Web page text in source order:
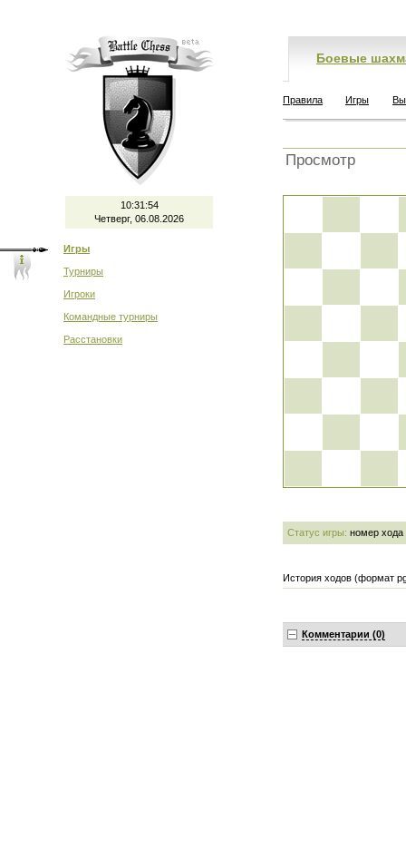
10:31:54
Четверг, 06.08.2026
Игры
Турниры
Игроки
Командные турниры
Расстановки
Боевые
Правила Игры
Просмотр
Статус игры: номер хода
История ходов (формат
Комментарии (0)